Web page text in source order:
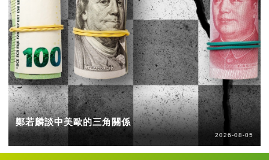
鄭若麟談中美歐的三角關係
2026-08-05